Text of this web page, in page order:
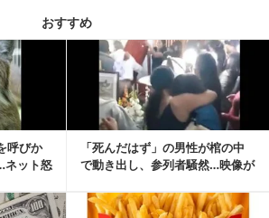
おすすめ
呼びか
ネット怒
「死んだはず」の男性が棺の中
で動き出し、参列者騒然…映像が
記事を読む
記事を読む